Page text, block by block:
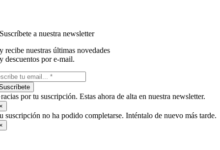
Suscríbete a nuestra newsletter
y recibe nuestras últimas novedades
y descuentos por e-mail.
por tu suscripción. Estas ahora de alta en nuestra newsletter.
suscripción no ha podido completarse. Inténtalo de nuevo más tarde.